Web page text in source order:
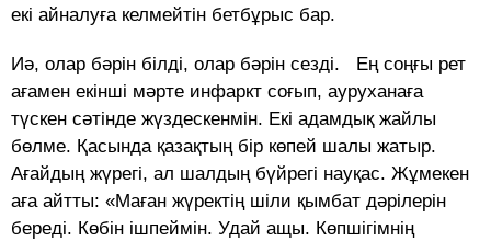
екі айналуға келмейтін бетбұрыс бар.
Иә, олар бәрін білді, олар бәрін сезді. Ең соңғы рет
ағамен екінші мәрте инфаркт соғып, ауруханаға
түскен сәтінде жүздескенмін. Екі адамдық жайлы
бөлме. Қасында қазақтың бір көпей шалы жатыр.
Ағайдың жүрегі, ал шалдың бүйрегі науқас. Жұмекен
аға айтты: «Маған жүректің шіли қымбат дәрілерін
береді. Көбін ішпеймін. Удай ащы. Көпшігімнің